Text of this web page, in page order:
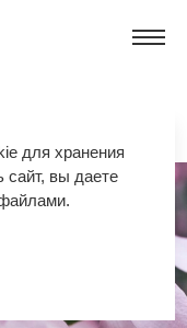
для хранения
сайт, вы даете